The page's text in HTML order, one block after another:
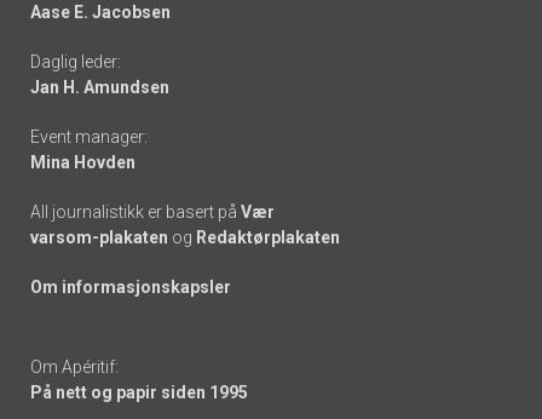
-
links
Aase E. Jacobsen
Daglig leder:
Jan H. Amundsen
Event manager:
Mina Hovden
All journalistikk er basert på Vær
varsom-plakaten og Redaktørplakaten
Om informasjonskapsler
Om Apéritif:
På nett og papir siden 1995